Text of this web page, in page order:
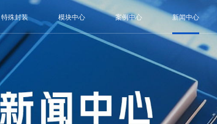
特殊封装 模块中心 案例中心 新闻中心